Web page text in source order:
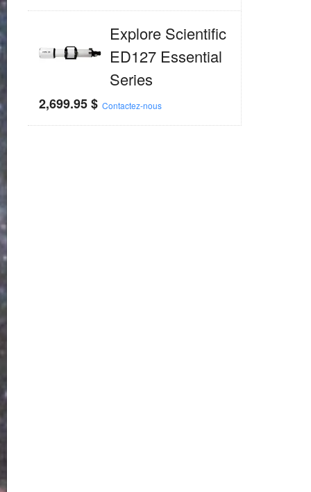
Explore Scientific
ED127 Essential
Series
2,699.95$ Contactez-nous